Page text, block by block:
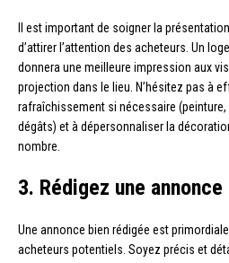
Il est important de soigner la
d’attirer l’attention des acheteurs. Un
donnera une meilleure impression aux
projection dans le lieu. N’hésitez pas à
rafraîchissement si nécessaire
dégâts) et à dépersonnaliser la
nombre.
3. Rédigez une
Une annonce bien rédigée est
acheteurs potentiels. Soyez précis et